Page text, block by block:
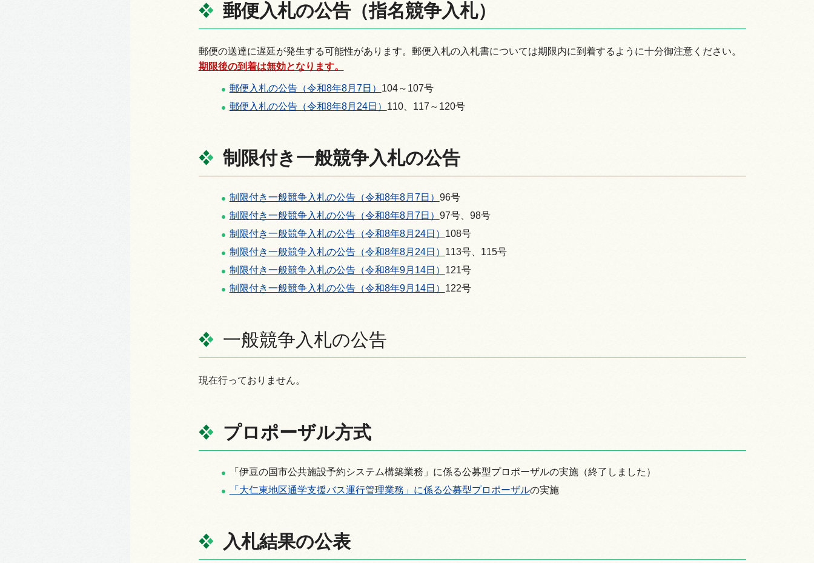
郵便入札の公告（指名競争入札）
郵便の送達に遅延が発生する可能性があります。郵便入札の入札書については期限内に到着するように十分御注意ください。
期限後の到着は無効となります。
郵便入札の公告（令和8年8月7日） 104～107号
郵便入札の公告（令和8年8月24日） 110、117～120号
制限付き一般競争入札の公告
制限付き一般競争入札の公告（令和8年8月7日） 96号
制限付き一般競争入札の公告（令和8年8月7日） 97号、98号
制限付き一般競争入札の公告（令和8年8月24日） 108号
制限付き一般競争入札の公告（令和8年8月24日） 113号、115号
制限付き一般競争入札の公告（令和8年9月14日） 121号
制限付き一般競争入札の公告（令和8年9月14日） 122号
一般競争入札の公告
現在行っておりません。
プロポーザル方式
「伊豆の国市公共施設予約システム構築業務」に係る公募型プロポーザルの実施（終了しました）
「大仁東地区通学支援バス運行管理業務」に係る公募型プロポーザルの実施
入札結果の公表